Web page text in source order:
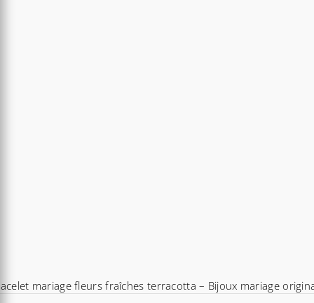
mariage fleurs fraîches terracotta – Bijoux mariage